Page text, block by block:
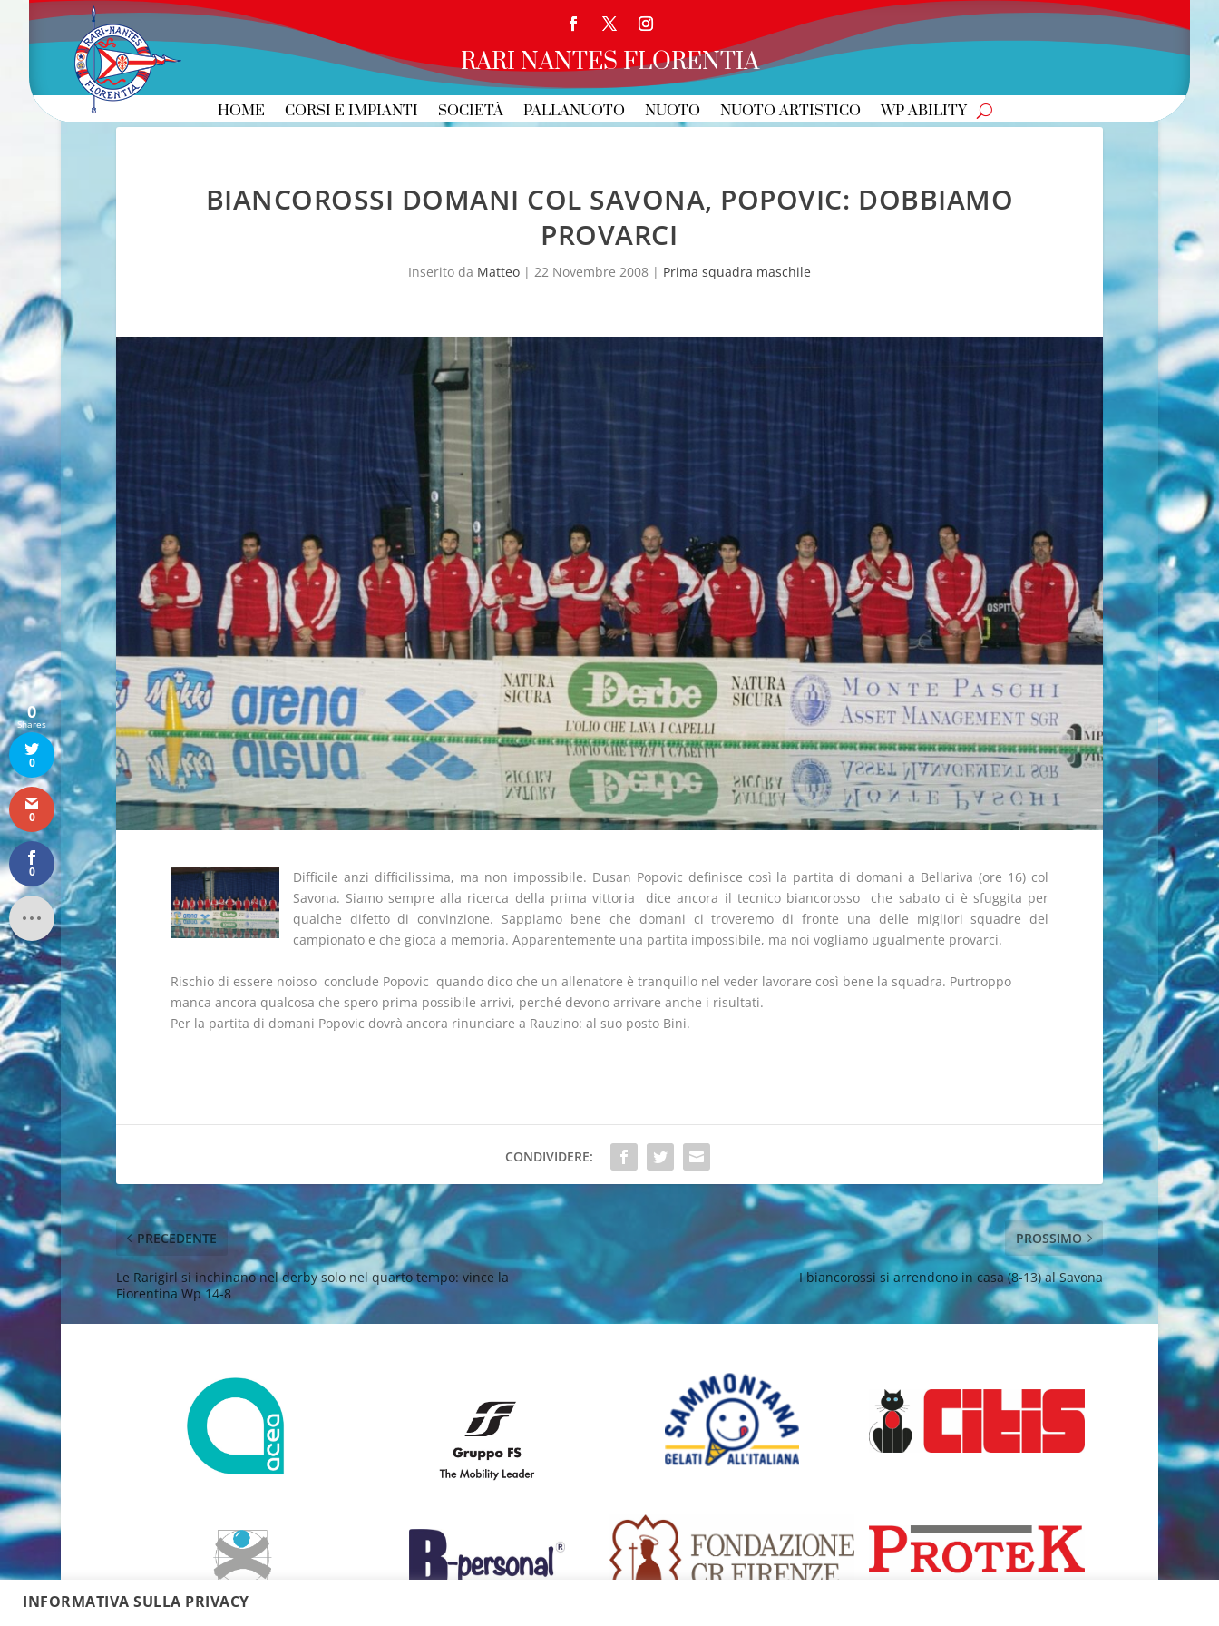
RARI NANTES FLORENTIA
HOME CORSI E IMPIANTI SOCIETÀ PALLANUOTO NUOTO NUOTO ARTISTICO WP ABILITY
BIANCOROSSI DOMANI COL SAVONA, POPOVIC: DOBBIAMO
PROVARCI
Inserito da Matteo | 22 Novembre 2008 | Prima squadra maschile
Difficile anzi difficilissima, ma non impossibile. Dusan Popovic definisce così la partita di domani a Bellariva (ore 16) col
Savona. Siamo sempre alla ricerca della prima vittoria  dice ancora il tecnico biancorosso  che sabato ci è sfuggita per
qualche difetto di convinzione. Sappiamo bene che domani ci troveremo di fronte una delle migliori squadre del
campionato e che gioca a memoria. Apparentemente una partita impossibile, ma noi vogliamo ugualmente provarci.
Rischio di essere noioso  conclude Popovic  quando dico che un allenatore è tranquillo nel veder lavorare così bene la squadra. Purtroppo
manca ancora qualcosa che spero prima possibile arrivi, perché devono arrivare anche i risultati.
Per la partita di domani Popovic dovrà ancora rinunciare a Rauzino: al suo posto Bini.
CONDIVIDERE:
PRECEDENTE
Le Rarigirl si inchinano nel derby solo nel quarto tempo: vince la
Fiorentina Wp 14-8
PROSSIMO
I biancorossi si arrendono in casa (8-13) al Savona
INFORMATIVA SULLA PRIVACY
0
Shares
0
0
0